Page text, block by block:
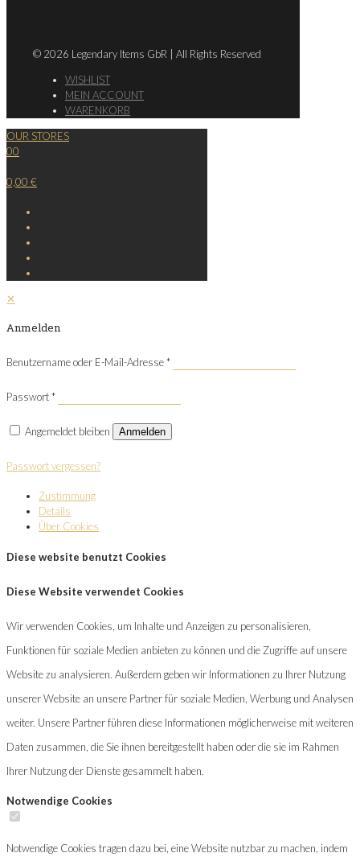
© 2026 Legendary Items GbR | All Rights Reserved
WISHLIST
MEIN ACCOUNT
WARENKORB
OUR STORES
00
0,00 €
✕
Anmelden
Benutzername oder E-Mail-Adresse*
Passwort*
Angemeldet bleiben Anmelden
Passwort vergessen?
Zustimmung
Details
Über Cookies
Diese website benutzt Cookies
Diese Website verwendet Cookies
Wir verwenden Cookies, um Inhalte und Anzeigen zu personalisieren,
Funktionen für soziale Medien anbieten zu können und die Zugriffe auf unsere
Website zu analysieren. Außerdem geben wir Informationen zu Ihrer Nutzung
unserer Website an unsere Partner für soziale Medien, Werbung und Analysen
weiter. Unsere Partner führen diese Informationen möglicherweise mit weiteren
Daten zusammen, die Sie ihnen bereitgestellt haben oder die sie im Rahmen
Ihrer Nutzung der Dienste gesammelt haben.
Notwendige Cookies
Notwendige Cookies tragen dazu bei, eine Website nutzbar zu machen, indem